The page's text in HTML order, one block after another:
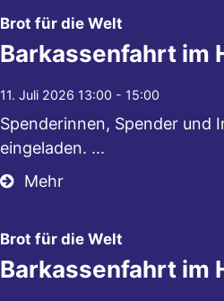
Brot für die Welt
Barkassenfahrt im
11. Juli 2026 13:00 - 15:00
Spenderinnen, Spender und
eingeladen. ...
Mehr
Brot für die Welt
Barkassenfahrt im